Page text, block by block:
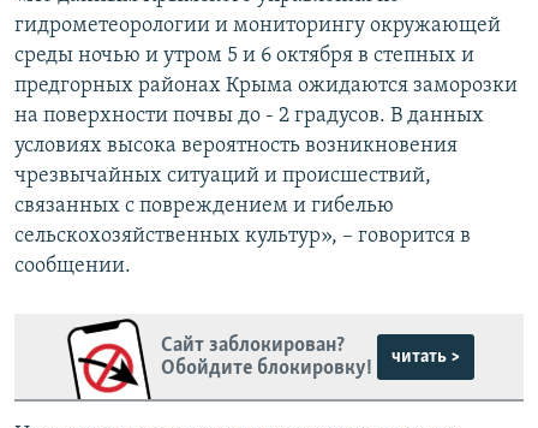
гидрометеорологии и мониторингу окружающей
среды ночью и утром 5 и 6 октября в степных и
предгорных районах Крыма ожидаются заморозки
на поверхности почвы до - 2 градусов. В данных
условиях высока вероятность возникновения
чрезвычайных ситуаций и происшествий,
связанных с повреждением и гибелью
сельскохозяйственных культур», – говорится в
сообщении.
Сайт заблокирован?
Обойдите блокировку!
читать >